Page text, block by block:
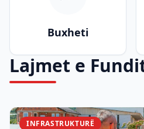
Buxheti
Lajmet e
INFRASTRUKTURË